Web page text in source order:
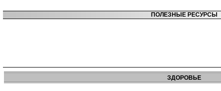
ПОЛЕЗНЫЕ РЕСУРСЫ
ЗДОРОВЬЕ